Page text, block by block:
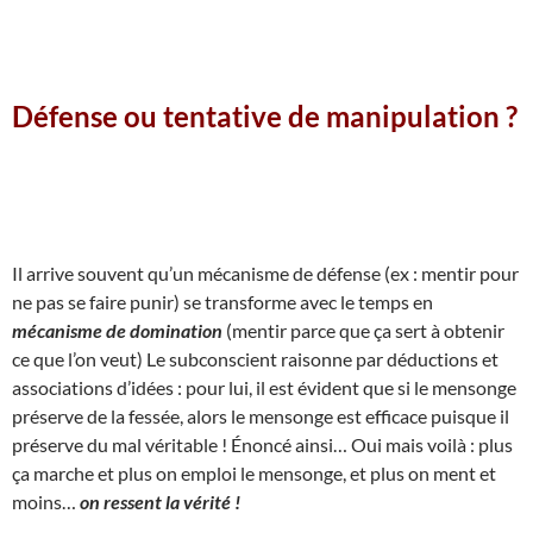
Défense ou tentative de manipulation ?
Il arrive souvent qu’un mécanisme de défense (ex : mentir pour
ne pas se faire punir) se transforme avec le temps en
mécanisme de domination (mentir parce que ça sert à obtenir
ce que l’on veut) Le subconscient raisonne par déductions et
associations d’idées : pour lui, il est évident que si le mensonge
préserve de la fessée, alors le mensonge est efficace puisque il
préserve du mal véritable ! Énoncé ainsi… Oui mais voilà : plus
ça marche et plus on emploi le mensonge, et plus on ment et
moins… on ressent la vérité !